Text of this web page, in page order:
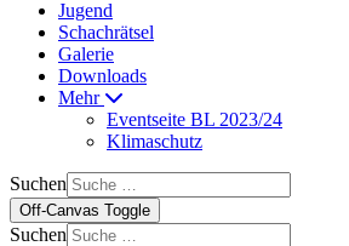
Jugend
Schachrätsel
Galerie
Downloads
Mehr
Eventseite BL 2023/24
Klimaschutz
Suchen
Off-Canvas Toggle
Suchen